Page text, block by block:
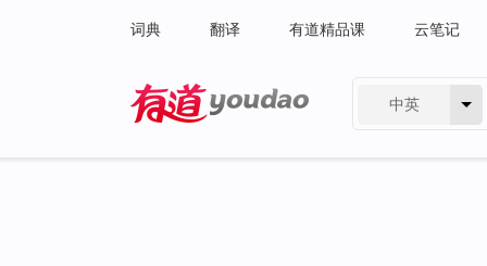
词典 翻译 有道精品课 云笔记
中英